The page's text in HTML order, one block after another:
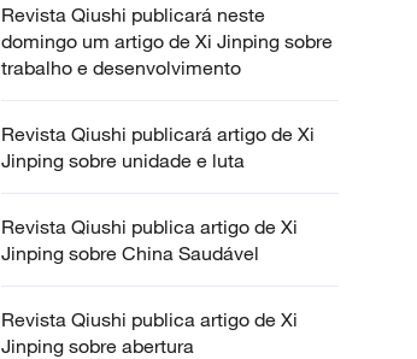
Revista Qiushi publicará neste
domingo um artigo de Xi Jinping sobre
trabalho e desenvolvimento
Revista Qiushi publicará artigo de Xi
Jinping sobre unidade e luta
Revista Qiushi publica artigo de Xi
Jinping sobre China Saudável
Revista Qiushi publica artigo de Xi
Jinping sobre abertura